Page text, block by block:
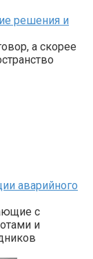
решения и
а скорее
аварийного
с
и